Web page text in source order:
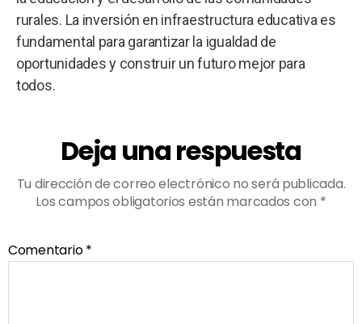
rurales. La inversión en infraestructura educativa es
fundamental para garantizar la igualdad de
oportunidades y construir un futuro mejor para
todos.
Deja una respuesta
Tu dirección de correo electrónico no será publicada.
Los campos obligatorios están marcados con *
Comentario*